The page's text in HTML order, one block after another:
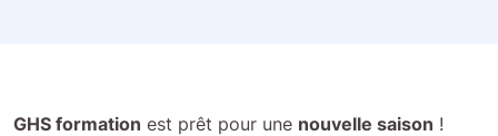
GHS formation est prêt pour une nouvelle saison !